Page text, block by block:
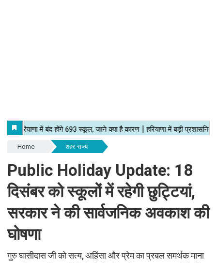
Home शहर-राज्य
Public Holiday Update: 18
दिसंबर को स्कूलों में रहेगी छुट्टियां,
सरकार ने की सार्वजनिक अवकाश की
घोषणा
गुरु घासीदास जी को सत्य, अहिंसा और प्रेम का प्रबल समर्थक माना